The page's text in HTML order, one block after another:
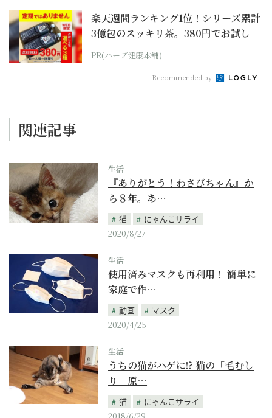
楽天週間ランキング1位！シリーズ累計
3億包のスッキリ茶。380円でお試し
PR(ハーブ健康本舗)
Recommended by
関連記事
生活
『ありがとう！わさびちゃん』か
ら８年。あ…
猫
にゃんこサライ
2020/8/27
生活
使用済みマスクも再利用！ 簡単に
家庭で作…
動画
マスク
2020/4/25
生活
うちの猫がハゲに!? 猫の「毛むし
り」原…
猫
にゃんこサライ